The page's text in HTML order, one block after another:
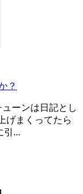
？
ーンは日記とし
げまくってたら
引...